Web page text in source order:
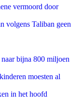
vermoord door
volgens Taliban geen
bijna 800 miljoen
moesten al
in het hoofd